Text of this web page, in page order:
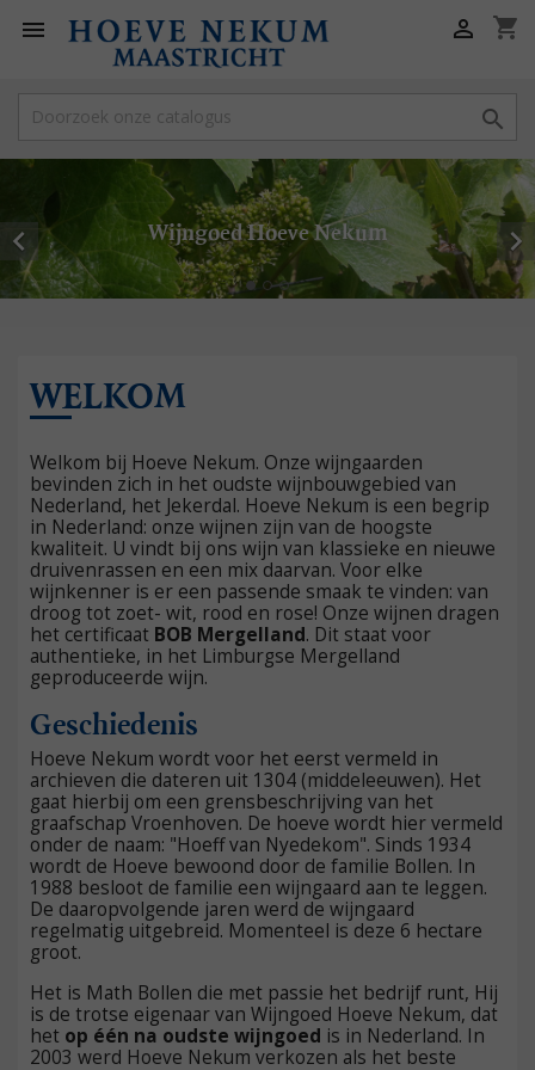
 shopping_cart


Wijngoed Hoeve Nekum
 
WELKOM
Welkom bij Hoeve Nekum. Onze wijngaarden
bevinden zich in het oudste wijnbouwgebied van
Nederland, het Jekerdal. Hoeve Nekum is een begrip
in Nederland: onze wijnen zijn van de hoogste
kwaliteit. U vindt bij ons wijn van klassieke en nieuwe
druivenrassen en een mix daarvan. Voor elke
wijnkenner is er een passende smaak te vinden: van
droog tot zoet- wit, rood en rose! Onze wijnen dragen
het certificaat BOB Mergelland. Dit staat voor
authentieke, in het Limburgse Mergelland
geproduceerde wijn.
Geschiedenis
Hoeve Nekum wordt voor het eerst vermeld in
archieven die dateren uit 1304 (middeleeuwen). Het
gaat hierbij om een grensbeschrijving van het
graafschap Vroenhoven. De hoeve wordt hier vermeld
onder de naam: "Hoeff van Nyedekom". Sinds 1934
wordt de Hoeve bewoond door de familie Bollen. In
1988 besloot de familie een wijngaard aan te leggen.
De daaropvolgende jaren werd de wijngaard
regelmatig uitgebreid. Momenteel is deze 6 hectare
groot.
Het is Math Bollen die met passie het bedrijf runt, Hij
is de trotse eigenaar van Wijngoed Hoeve Nekum, dat
het op één na oudste wijngoed is in Nederland. In
2003 werd Hoeve Nekum verkozen als het beste